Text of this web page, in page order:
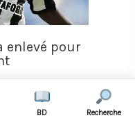
enlevé pour
BD Recherche